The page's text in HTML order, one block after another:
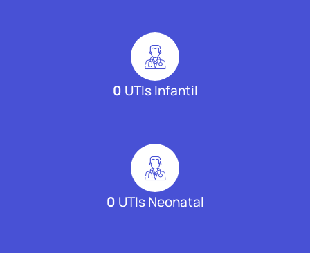
0 UTIs Infantil
0 UTIs Neonatal